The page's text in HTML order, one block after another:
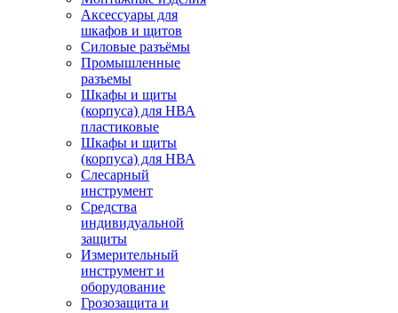
Аксессуары для
шкафов и щитов
Силовые разъёмы
Промышленные
разъемы
Шкафы и щиты
(корпуса) для НВА
пластиковые
Шкафы и щиты
(корпуса) для НВА
Слесарный
инструмент
Средства
индивидуальной
защиты
Измерительный
инструмент и
оборудование
Грозозащита и